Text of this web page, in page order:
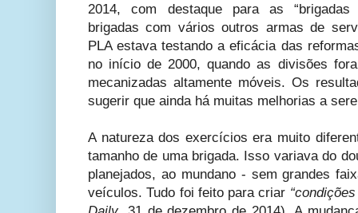
2014, com destaque para as “brigadas
brigadas com vários outros armas de
PLA estava testando a eficácia das
no início de 2000, quando as divisões
mecanizadas altamente móveis. Os
sugerir que ainda há muitas melhorias a
A natureza dos exercícios era muito
tamanho de uma brigada. Isso variava do
planejados, ao mundano - sem grandes
veículos. Tudo foi feito para criar